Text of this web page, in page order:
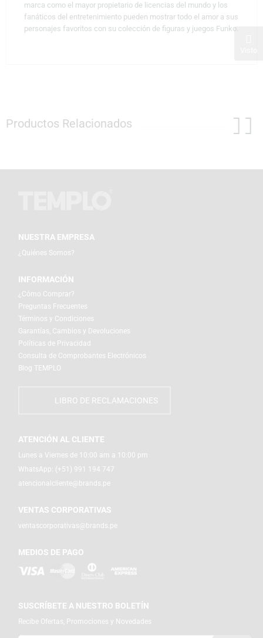
marca como el mayor propietario de licencias del mundo y los
fanáticos del entretenimiento pueden mostrar todo el amor a sus
personajes favoritos con su colección de figuras y juegos Funko.
Productos Relacionados
NUESTRA EMPRESA
¿Quiénes Somos?
INFORMACIÓN
¿Cómo Comprar?
Preguntas Frecuentes
Términos y Condiciones
Garantías, Cambios y Devoluciones
Políticas de Privacidad
Consulta de Comprobantes Electrónicos
Blog TEMPLO
LIBRO DE RECLAMACIONES
ATENCIÓN AL CLIENTE
Lunes a Viernes de 10:00 am a 10:00 pm
WhatsApp: (+51) 991 194 747
atencionalcliente@brands.pe
VENTAS CORPORATIVAS
ventascorporativas@brands.pe
MEDIOS DE PAGO
SUSCRÍBETE A NUESTRO BOLETÍN
Recibe Ofertas, Promociones y Novedades